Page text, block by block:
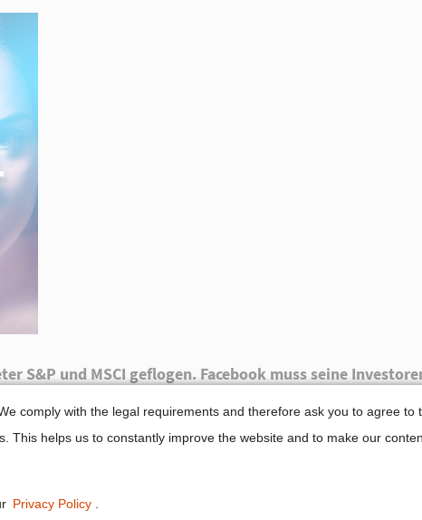
S&P und MSCI geflogen. Facebook muss seine
Funds (ETFs).
Berücksichtigung von Umwelt, Sozialem und
halt. Der Social-Media-Gigant Facebook ist aus dem S&P-
comply with the legal requirements and therefore ask you to agree to
This helps us to constantly improve the website and to make our
Privacy Policy